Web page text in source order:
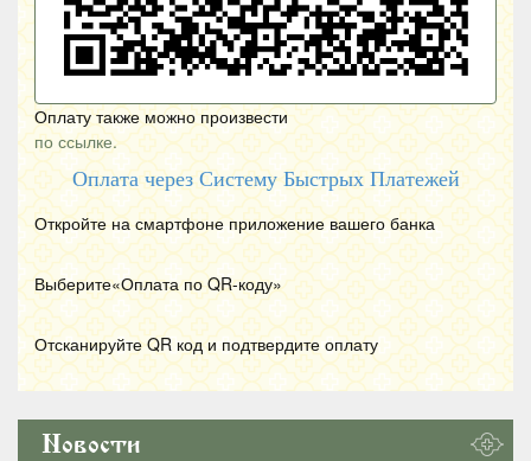
Оплату также можно произвести
по ссылке.
Оплата через Систему Быстрых Платежей
Откройте на смартфоне приложение вашего банка
Выберите«Оплата по QR-коду»
Отсканируйте QR код и подтвердите оплату
Новости